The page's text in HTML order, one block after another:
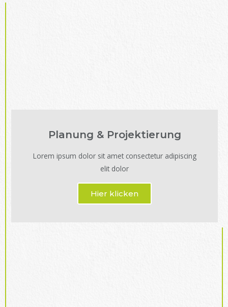
Planung & Projektierung
Lorem ipsum dolor sit amet consectetur adipiscing
elit dolor
Hier klicken